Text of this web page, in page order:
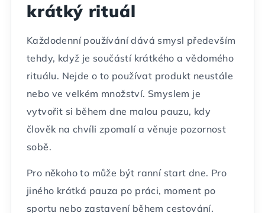
krátký rituál
Každodenní používání dává smysl především
tehdy, když je součástí krátkého a vědomého
rituálu. Nejde o to používat produkt neustále
nebo ve velkém množství. Smyslem je
vytvořit si během dne malou pauzu, kdy
člověk na chvíli zpomalí a věnuje pozornost
sobě.
Pro někoho to může být ranní start dne. Pro
jiného krátká pauza po práci, moment po
sportu nebo zastavení během cestování.